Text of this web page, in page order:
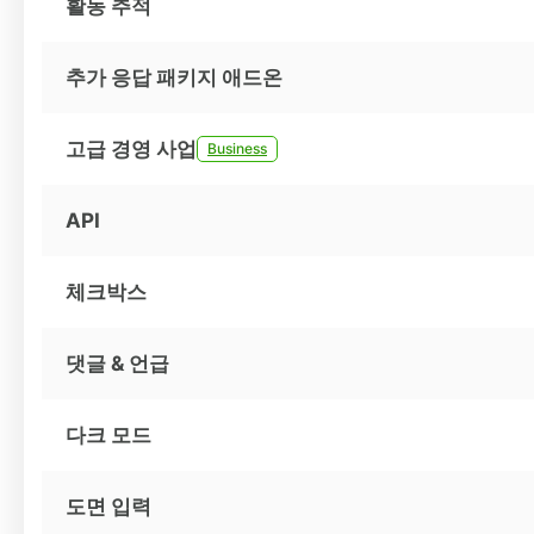
활동 추적
추가 응답 패키지 애드온
고급 경영 사업 Business
API
체크박스
댓글 & 언급
다크 모드
도면 입력